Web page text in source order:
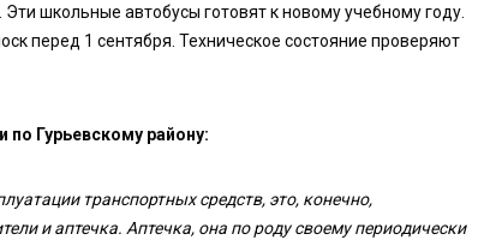
школьные автобусы готовят к новому учебному году.
перед 1 сентября. Техническое состояние проверяют
Гурьевскому району:
транспортных средств, это, конечно,
и аптечка. Аптечка, она по роду своему периодически